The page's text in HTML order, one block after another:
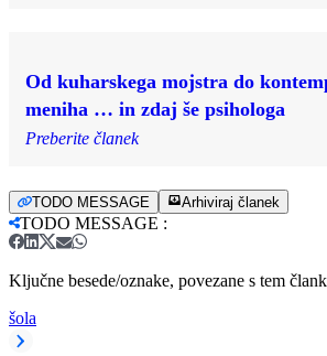
Od kuharskega mojstra do
meniha … in zdaj še psihologa
Preberite članek
TODO MESSAGE Arhiviraj članek
TODO MESSAGE :
Ključne besede/oznake, povezane s tem
šola